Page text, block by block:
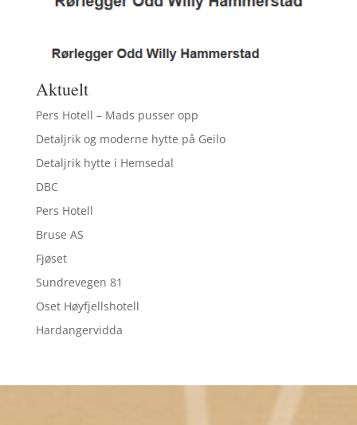
Aktuelt
Pers Hotell – Mads pusser opp
Detaljrik og moderne hytte på Geilo
Detaljrik hytte i Hemsedal
DBC
Pers Hotell
Bruse AS
Fjøset
Sundrevegen 81
Oset Høyfjellshotell
Hardangervidda